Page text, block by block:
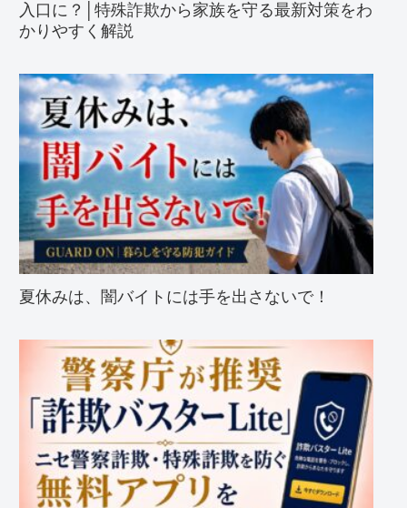
入口に？│特殊詐欺から家族を守る最新対策をわ
かりやすく解説
夏休みは、闇バイトには手を出さないで！